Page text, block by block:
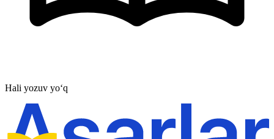
Hali yozuv yo‘q